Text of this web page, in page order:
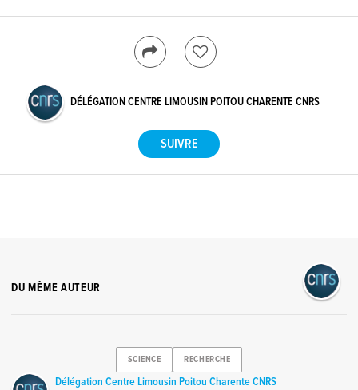
DÉLÉGATION CENTRE LIMOUSIN POITOU CHARENTE CNRS
DU MÊME AUTEUR
SCIENCE RECHERCHE
Délégation Centre Limousin Poitou Charente CNRS